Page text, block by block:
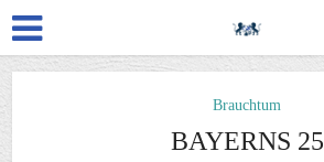
Brauchtum
BAYERNS 25